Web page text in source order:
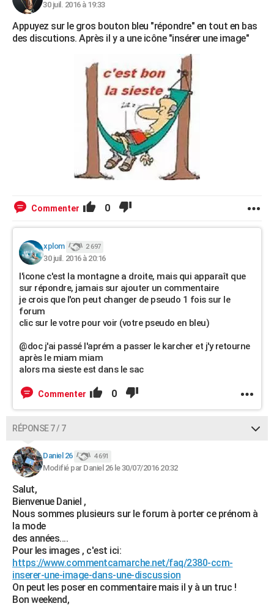
30 juil. 2016 à 19:33
Appuyez sur le gros bouton bleu "répondre" en tout en bas
des discutions. Après il y a une icône "insérer une image"
Commenter 0
xplom 2 697
30 juil. 2016 à 20:16
l'icone c'est la montagne a droite, mais qui apparaît que
sur répondre, jamais sur ajouter un commentaire
je crois que l'on peut changer de pseudo 1 fois sur le
forum
clic sur le votre pour voir (votre pseudo en bleu)
@doc j'ai passé l'aprém a passer le karcher et j'y retourne
après le miam miam
alors ma sieste est dans le sac
Commenter 0
RÉPONSE 7 / 7
Daniel 26 4 691
Modifié par Daniel 26 le 30/07/2016 20:32
Salut,
Bienvenue Daniel ,
Nous sommes plusieurs sur le forum à porter ce prénom à
la mode
des années....
Pour les images , c'est ici:
https://www.commentcamarche.net/faq/2380-ccm-
inserer-une-image-dans-une-discussion
On peut les poser en commentaire mais il y à un truc !
Bon weekend,